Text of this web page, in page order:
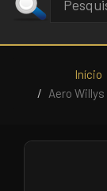
Início
Aero